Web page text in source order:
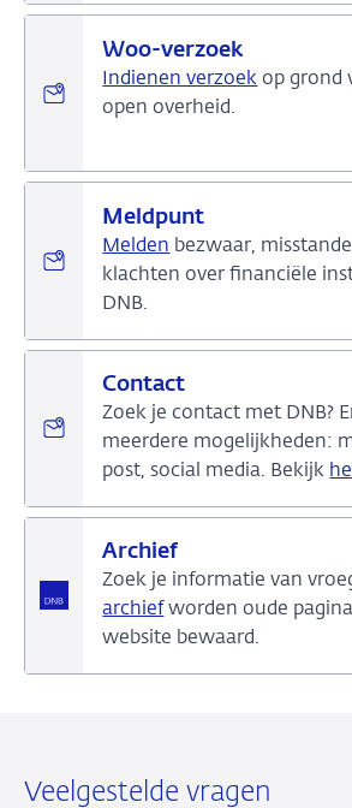
Woo-verzoek
Indienen verzoek op grond
open overheid.
Meldpunt
Melden bezwaar,
klachten over financiële
DNB.
Contact
Zoek je contact met DNB?
meerdere mogelijkheden:
post, social media. Bekijk
Archief
Zoek je informatie van
archief worden oude
website bewaard.
Veelgestelde vragen